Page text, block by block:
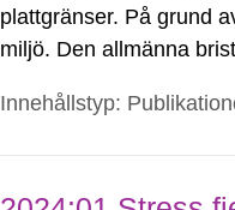
plattgränser. På grund
miljö. Den allmänna
Innehållstyp: